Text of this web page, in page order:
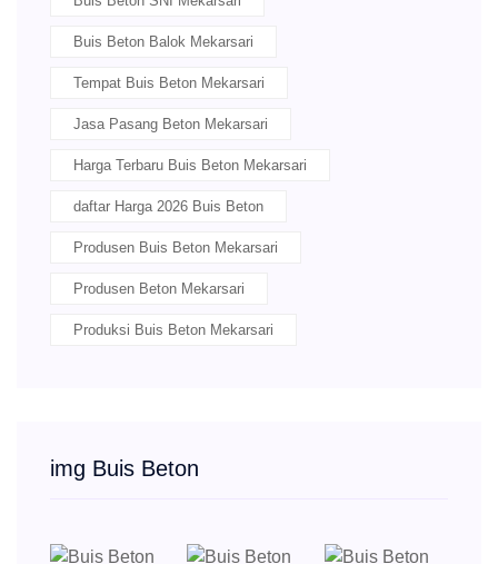
Buis Beton Balok Mekarsari
Tempat Buis Beton Mekarsari
Jasa Pasang Beton Mekarsari
Harga Terbaru Buis Beton Mekarsari
daftar Harga 2026 Buis Beton
Produsen Buis Beton Mekarsari
Produsen Beton Mekarsari
Produksi Buis Beton Mekarsari
img Buis Beton